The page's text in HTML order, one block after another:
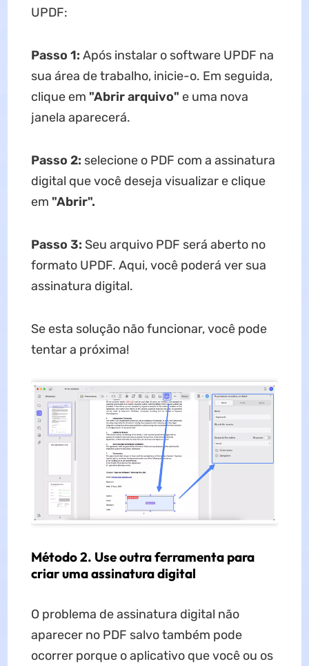
UPDF:
Passo 1: Após instalar o software UPDF na
sua área de trabalho, inicie-o. Em seguida,
clique em "Abrir arquivo" e uma nova
janela aparecerá.
Passo 2: selecione o PDF com a assinatura
digital que você deseja visualizar e clique
em "Abrir".
Passo 3: Seu arquivo PDF será aberto no
formato UPDF. Aqui, você poderá ver sua
assinatura digital.
Se esta solução não funcionar, você pode
tentar a próxima!
Método 2. Use outra ferramenta para
criar uma assinatura digital
O problema de assinatura digital não
aparecer no PDF salvo também pode
ocorrer porque o aplicativo que você ou os